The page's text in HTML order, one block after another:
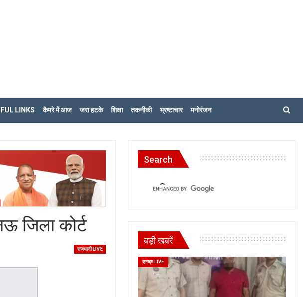
LINKS कैमरे में आज जरा हटके शिक्षा तकनीकी भ्रष्टाचार मनोरंजन
जिला कोर्ट
राजधानी LIVE
Search
बड़ी खबरें
क्राइम LIVE